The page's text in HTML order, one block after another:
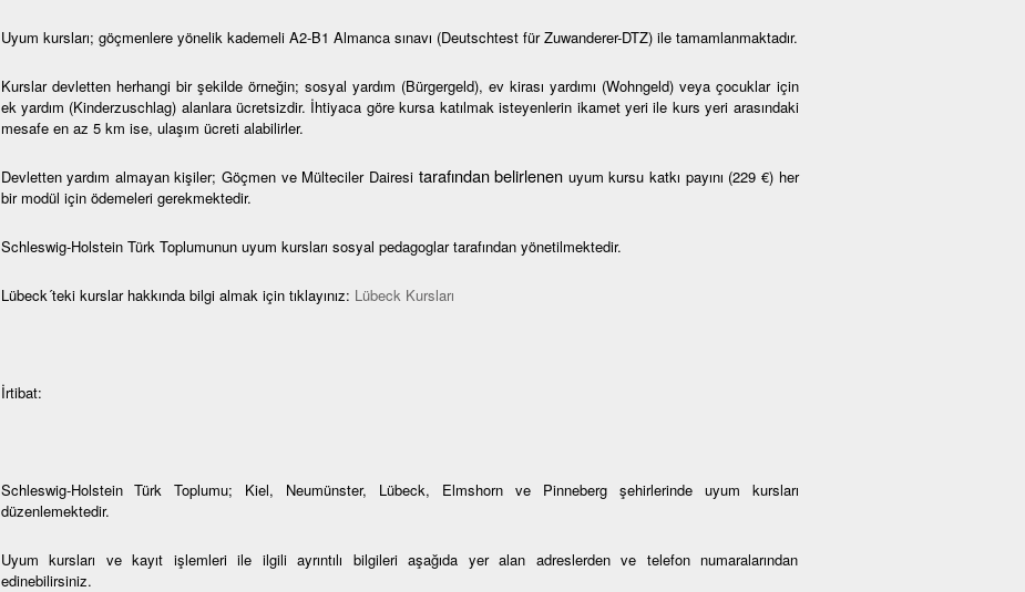
Uyum kursları; göçmenlere yönelik kademeli A2-B1 Almanca sınavı (Deutschtest für Zuwanderer-DTZ) ile tamamlanmaktadır.
Kurslar devletten herhangi bir şekilde örneğin; sosyal yardım (Bürgergeld), ev kirası yardımı (Wohngeld) veya çocuklar için
ek yardım (Kinderzuschlag) alanlara ücretsizdir. İhtiyaca göre kursa katılmak isteyenlerin ikamet yeri ile kurs yeri arasındaki
mesafe en az 5 km ise, ulaşım ücreti alabilirler.
Devletten yardım almayan kişiler; Göçmen ve Mülteciler Dairesi tarafından belirlenen uyum kursu katkı payını (229 €) her
bir modül için ödemeleri gerekmektedir.
Schleswig-Holstein Türk Toplumunun uyum kursları sosyal pedagoglar tarafından yönetilmektedir.
Lübeck´teki kurslar hakkında bilgi almak için tıklayınız: Lübeck Kursları
İrtibat:
Schleswig-Holstein Türk Toplumu; Kiel, Neumünster, Lübeck, Elmshorn ve Pinneberg şehirlerinde uyum kursları
düzenlemektedir.
Uyum kursları ve kayıt işlemleri ile ilgili ayrıntılı bilgileri aşağıda yer alan adreslerden ve telefon numaralarından
edinebilirsiniz.